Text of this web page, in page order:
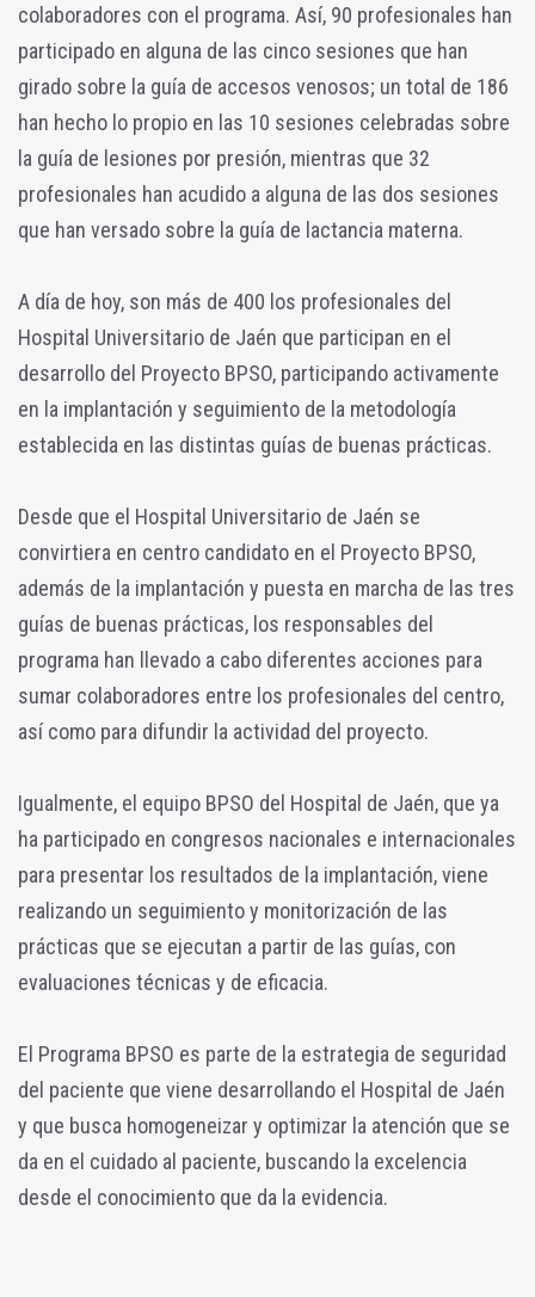
colaboradores con el programa. Así, 90 profesionales han
participado en alguna de las cinco sesiones que han
girado sobre la guía de accesos venosos; un total de 186
han hecho lo propio en las 10 sesiones celebradas sobre
la guía de lesiones por presión, mientras que 32
profesionales han acudido a alguna de las dos sesiones
que han versado sobre la guía de lactancia materna.
A día de hoy, son más de 400 los profesionales del
Hospital Universitario de Jaén que participan en el
desarrollo del Proyecto BPSO, participando activamente
en la implantación y seguimiento de la metodología
establecida en las distintas guías de buenas prácticas.
Desde que el Hospital Universitario de Jaén se
convirtiera en centro candidato en el Proyecto BPSO,
además de la implantación y puesta en marcha de las tres
guías de buenas prácticas, los responsables del
programa han llevado a cabo diferentes acciones para
sumar colaboradores entre los profesionales del centro,
así como para difundir la actividad del proyecto.
Igualmente, el equipo BPSO del Hospital de Jaén, que ya
ha participado en congresos nacionales e internacionales
para presentar los resultados de la implantación, viene
realizando un seguimiento y monitorización de las
prácticas que se ejecutan a partir de las guías, con
evaluaciones técnicas y de eficacia.
El Programa BPSO es parte de la estrategia de seguridad
del paciente que viene desarrollando el Hospital de Jaén
y que busca homogeneizar y optimizar la atención que se
da en el cuidado al paciente, buscando la excelencia
desde el conocimiento que da la evidencia.